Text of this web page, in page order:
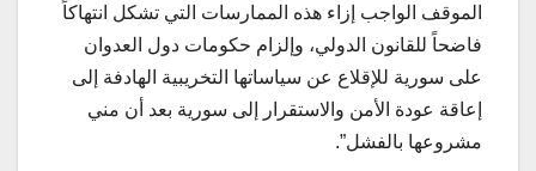
الموقف الواجب إزاء هذه الممارسات التي تشكل انتهاكاً
فاضحاً للقانون الدولي، وإلزام حكومات دول العدوان
على سورية للإقلاع عن سياساتها التخريبية الهادفة إلى
إعاقة عودة الأمن والاستقرار إلى سورية بعد أن مني
مشروعها بالفشل”.